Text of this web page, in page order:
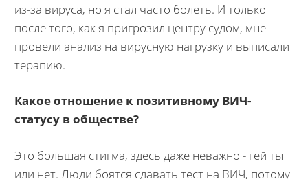
из-за вируса, но я стал часто болеть. И только
после того, как я пригрозил центру судом, мне
провели анализ на вирусную нагрузку и выписали
терапию.
Какое отношение к позитивному ВИЧ-
статусу в обществе?
Это большая стигма, здесь даже неважно - гей ты
или нет. Люди боятся сдавать тест на ВИЧ, потому